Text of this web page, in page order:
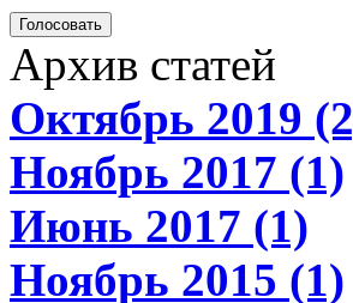
Голосовать
Архив статей
Октябрь 2019
Ноябрь 2017 (1)
Июнь 2017 (1)
Ноябрь 2015 (1)